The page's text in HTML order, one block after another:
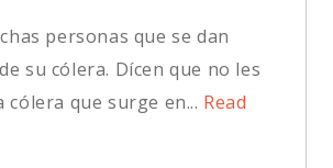
personas que se dan
su cólera. Dícen que no les
cólera que surge en... Read